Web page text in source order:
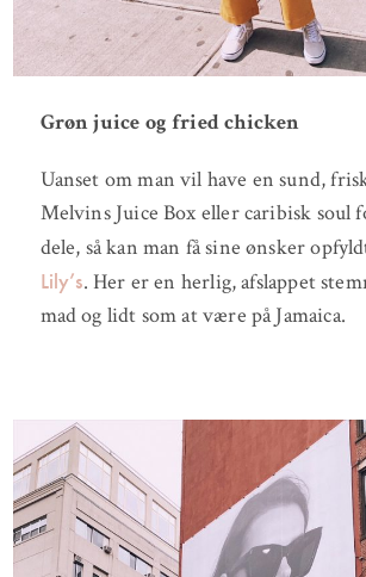
Grøn juice og fried chicken
Uanset om man vil have en sund,
Melvins Juice Box eller caribisk soul
dele, så kan man få sine ønsker
Lily’s. Her er en herlig, afslappet
mad og lidt som at være på Jamaica.